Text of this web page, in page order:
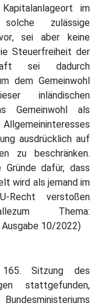
im
zulässige
sei aber keine
Steuerfreiheit der
sei dadurch
dem Gemeinwohl
inländischen
Gemeinwohl als
ausdrücklich auf
zu beschränken.
dafür, dass
wird als jemand im
Recht verstoßen
Thema:
10/2022)
Sitzung des
stattgefunden,